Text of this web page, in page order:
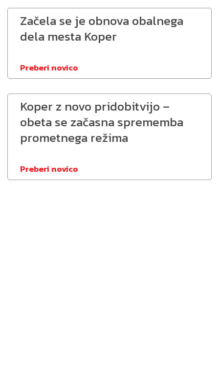
Začela se je obnova obalnega
dela mesta Koper
Preberi novico
Koper z novo pridobitvijo –
obeta se začasna sprememba
prometnega režima
Preberi novico